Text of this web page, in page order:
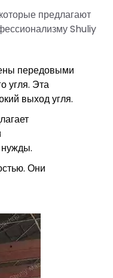
предлагают
Shuliy
передовыми
угля. Эта
выход угля.
Они